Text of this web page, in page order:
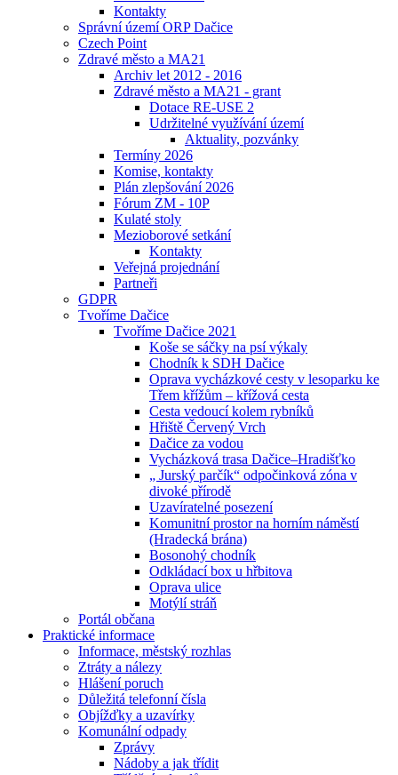
Kontakty
Správní území ORP Dačice
Czech Point
Zdravé město a MA21
Archiv let 2012 - 2016
Zdravé město a MA21 - grant
Dotace RE-USE 2
Udržitelné využívání území
Aktuality, pozvánky
Termíny 2026
Komise, kontakty
Plán zlepšování 2026
Fórum ZM - 10P
Kulaté stoly
Mezioborové setkání
Kontakty
Veřejná projednání
Partneři
GDPR
Tvoříme Dačice
Tvoříme Dačice 2021
Koše se sáčky na psí výkaly
Chodník k SDH Dačice
Oprava vycházkové cesty v lesoparku ke
Třem křížům – křížová cesta
Cesta vedoucí kolem rybníků
Hřiště Červený Vrch
Dačice za vodou
Vycházková trasa Dačice–Hradišťko
„ Jurský parčík“ odpočinková zóna v
divoké přírodě
Uzavíratelné posezení
Komunitní prostor na horním náměstí
(Hradecká brána)
Bosonohý chodník
Odkládací box u hřbitova
Oprava ulice
Motýlí stráň
Portál občana
Praktické informace
Informace, městský rozhlas
Ztráty a nálezy
Hlášení poruch
Důležitá telefonní čísla
Objížďky a uzavírky
Komunální odpady
Zprávy
Nádoby a jak třídit